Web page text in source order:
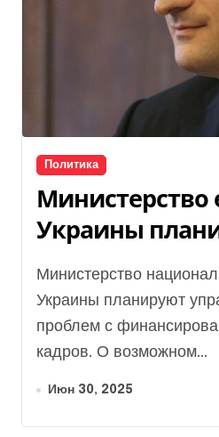
Политика
Министерство
Украины
Министерство национального единства
Украины планируют
проблем с
кадров. О возможном...
Июн 30, 2025